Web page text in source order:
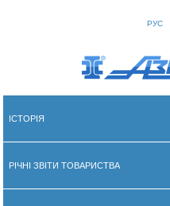
РУС
ІСТОРІЯ
РІЧНІ ЗВІТИ ТОВАРИСТВА